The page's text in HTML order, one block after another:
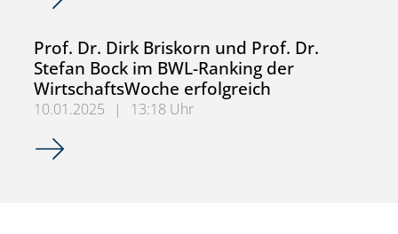
Prof. Dr. Dirk Briskorn und Prof. Dr.
Stefan Bock im BWL-Ranking der
WirtschaftsWoche erfolgreich
10.01.2025 |
13:18 Uhr
Prof. Dr. Dirk Briskorn und Prof. Dr. Stefan Bock im